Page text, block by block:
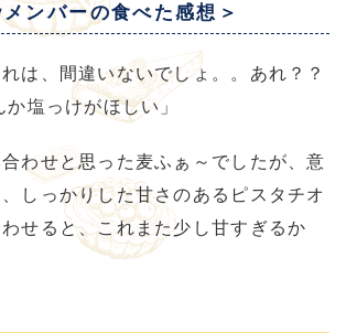
ンバーの食べた感想＞
れは、間違いないでしょ。。あれ？？
塩っけがほしい」
わせと思った麦ふぁ～でしたが、意
しっかりした甘さのあるピスタチオ
せると、これまた少し甘すぎるか